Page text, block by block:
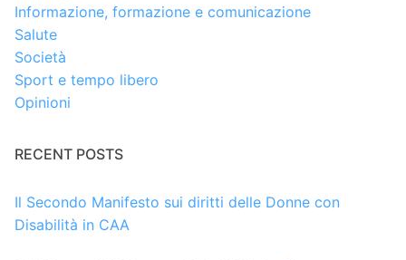
Informazione, formazione e comunicazione
Salute
Società
Sport e tempo libero
Opinioni
RECENT POSTS
Il Secondo Manifesto sui diritti delle Donne con
Disabilità in CAA